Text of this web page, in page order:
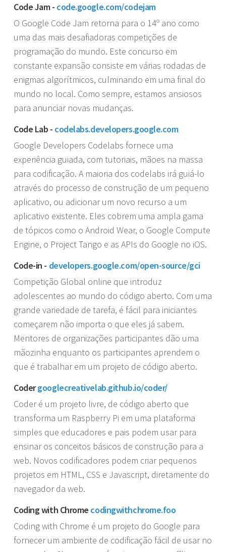
Code Jam - code.google.com/codejam
O Google Code Jam retorna para o 14º ano como
uma das mais desafiadoras competições de
programação do mundo. Este concurso em
constante expansão consiste em várias rodadas de
enigmas algorítmicos, culminando em uma final do
mundo no local. Como sempre, estamos ansiosos
para anunciar novas mudanças.
Code Lab - codelabs.developers.google.com
Google Developers Codelabs fornece uma
experiência guiada, com tutoriais, mãoes na massa
para codificação. A maioria dos codelabs irá guiá-lo
através do processo de construção de um pequeno
aplicativo, ou adicionar um novo recurso a um
aplicativo existente. Eles cobrem uma ampla gama
de tópicos como o Android Wear, o Google Compute
Engine, o Project Tango e as APIs do Google no iOS.
Code-in - developers.google.com/open-source/gci
Competição Global online que introduz
adolescentes ao mundo do código aberto. Com uma
grande variedade de tarefa, é fácil para iniciantes
começarem não importa o que eles já sabem.
Mentores de organizações participantes dão uma
mãozinha enquanto os participantes aprendem o
que é trabalhar em um projeto de código aberto.
Codergooglecreativelab.github.io/coder/
Coder é um projeto livre, de código aberto que
transforma um Raspberry Pi em uma plataforma
simples que educadores e pais podem usar para
ensinar os conceitos básicos de construção para a
web. Novos codificadores podem criar pequenos
projetos em HTML, CSS e Javascript, diretamente do
navegador da web.
Coding with Chrome codingwithchrome.foo
Coding with Chrome é um projeto do Google para
fornecer um ambiente de codificação fácil de usar no